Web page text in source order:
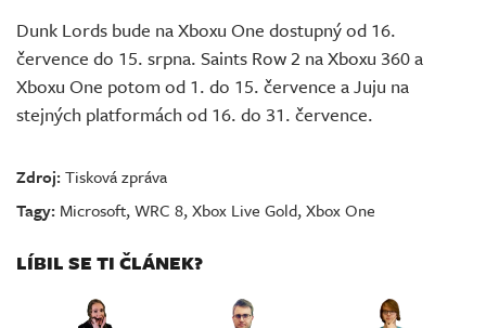
Dunk Lords bude na Xboxu One dostupný od 16.
července do 15. srpna. Saints Row 2 na Xboxu 360 a
Xboxu One potom od 1. do 15. července a Juju na
stejných platformách od 16. do 31. července.
Zdroj:Tisková zpráva
Tagy: Microsoft,WRC 8,Xbox Live Gold,Xbox One
LÍBIL SE TI ČLÁNEK?